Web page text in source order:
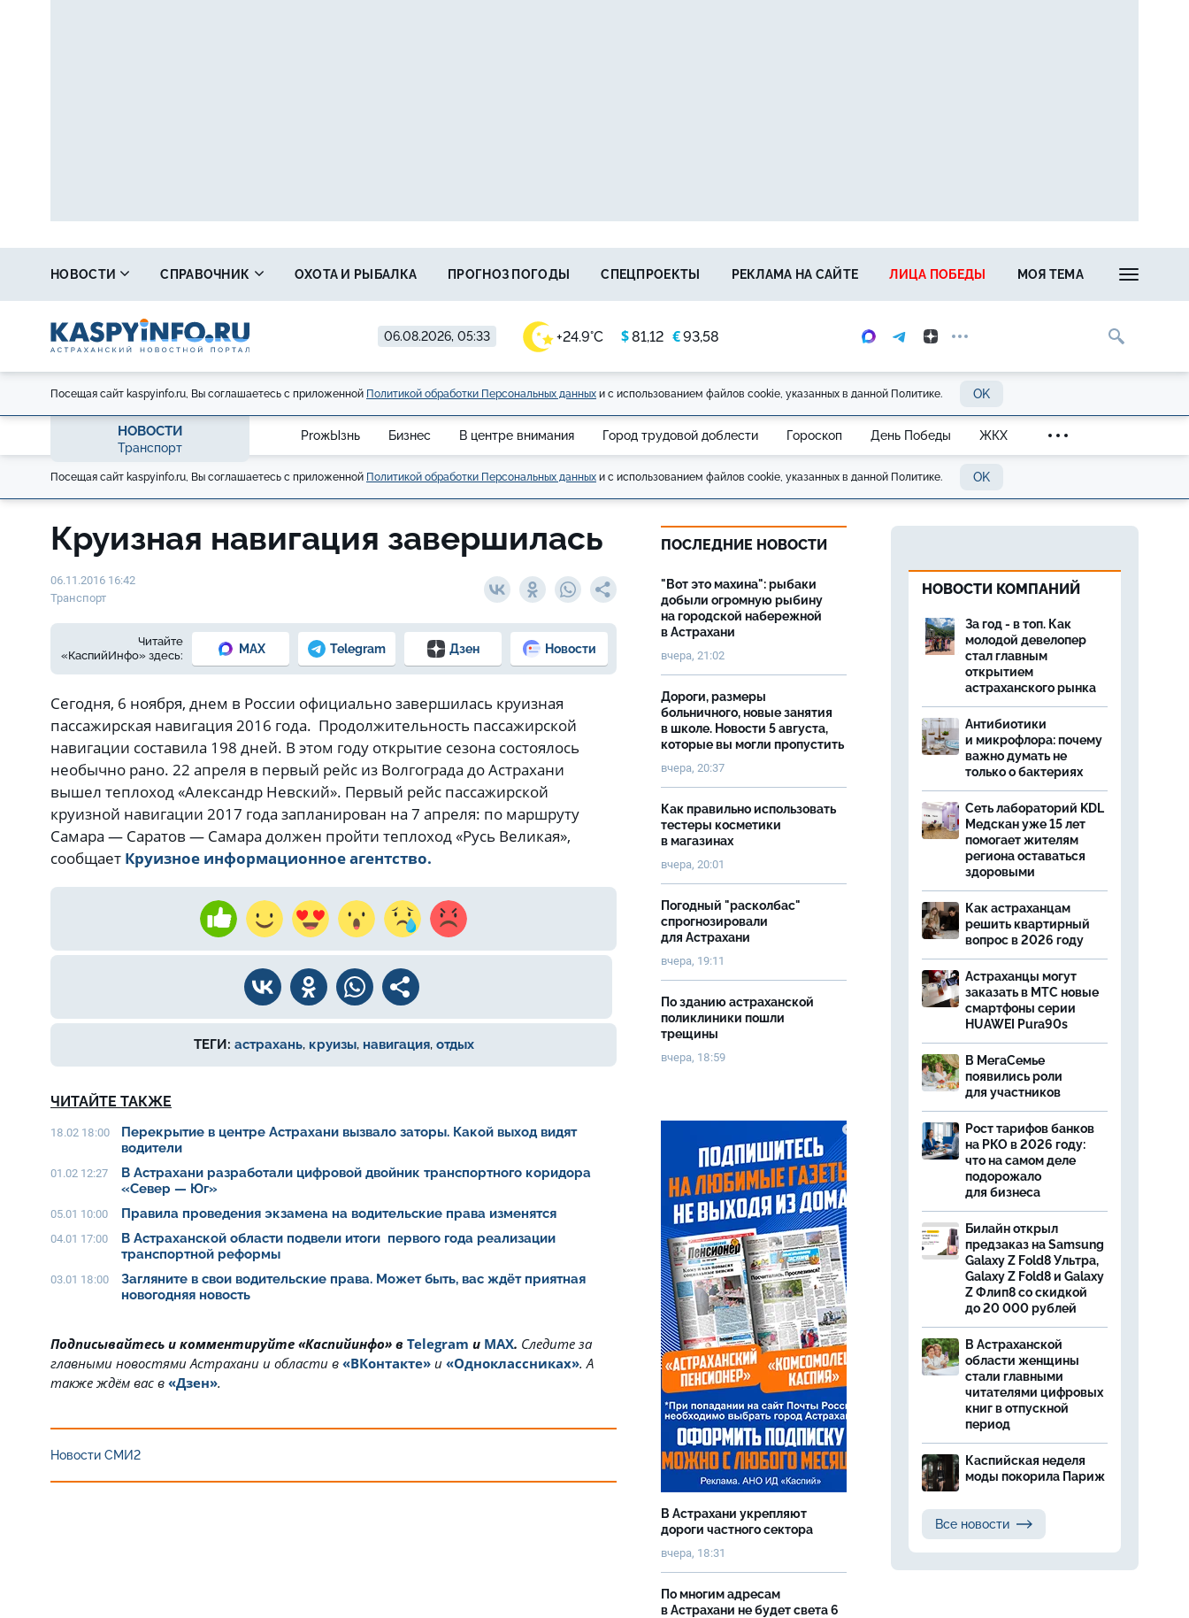
06.08.2026, 05:33 +24.9°C $81,12 €93,58
НОВОСТИ СПРАВОЧНИК ОХОТА И РЫБАЛКА ПРОГНОЗ ПОГОДЫ СПЕЦПРОЕКТЫ РЕКЛАМА НА САЙТЕ ЛИЦА ПОБЕДЫ МОЯ ТЕМА
Посещая сайт kaspyinfo.ru, Вы соглашаетесь с приложенной Политикой обработки Персональных данных и с использованием файлов cookie, указанных в данной Политике. OK
НОВОСТИ
Транспорт
ProжЫзнь Бизнес В центре внимания Город трудовой доблести Гороскоп День Победы ЖКХ
Посещая сайт kaspyinfo.ru, Вы соглашаетесь с приложенной Политикой обработки Персональных данных и с использованием файлов cookie, указанных в данной Политике. OK
Круизная навигация завершилась
06.11.2016 16:42
Транспорт
Читайте
«КаспийИнфо» здесь:
MAX Telegram Дзен Новости
Сегодня, 6 ноября, днем в России официально завершилась круизная
пассажирская навигация 2016 года. Продолжительность пассажирской
навигации составила 198 дней. В этом году открытие сезона состоялось
необычно рано. 22 апреля в первый рейс из Волгограда до Астрахани
вышел теплоход «Александр Невский». Первый рейс пассажирской
круизной навигации 2017 года запланирован на 7 апреля: по маршруту
Самара — Саратов — Самара должен пройти теплоход «Русь Великая»,
сообщает Круизное информационное агентство.
ТЕГИ: астрахань, круизы, навигация, отдых
ЧИТАЙТЕ ТАКЖЕ
18.02 18:00
Перекрытие в центре Астрахани вызвало заторы. Какой выход видят
водители
01.02 12:27
В Астрахани разработали цифровой двойник транспортного коридора
«Север — Юг»
05.01 10:00 Правила проведения экзамена на водительские права изменятся
04.01 17:00
В Астраханской области подвели итоги первого года реализации
транспортной реформы
03.01 18:00
Загляните в свои водительские права. Может быть, вас ждёт приятная
новогодняя новость
Подписывайтесь и комментируйте «Каспийинфо» в Telegram и MAX. Cледите за
главными новостями Астрахани и области в «ВКонтакте» и «Одноклассниках». А
также ждём вас в «Дзен».
Новости СМИ2
ПОСЛЕДНИЕ НОВОСТИ
"Вот это махина": рыбаки
добыли огромную рыбину
на городской набережной
в Астрахани
вчера, 21:02
Дороги, размеры
больничного, новые занятия
в школе. Новости 5 августа,
которые вы могли пропустить
вчера, 20:37
Как правильно использовать
тестеры косметики
в магазинах
вчера, 20:01
Погодный "расколбас"
спрогнозировали
для Астрахани
вчера, 19:11
По зданию астраханской
поликлиники пошли
трещины
вчера, 18:59
В Астрахани укрепляют
дороги частного сектора
вчера, 18:31
По многим адресам
в Астрахани не будет света 6
НОВОСТИ КОМПАНИЙ
За год - в топ. Как
молодой девелопер
стал главным
открытием
астраханского рынка
Антибиотики
и микрофлора: почему
важно думать не
только о бактериях
Сеть лабораторий KDL
Медскан уже 15 лет
помогает жителям
региона оставаться
здоровыми
Как астраханцам
решить квартирный
вопрос в 2026 году
Астраханцы могут
заказать в МТС новые
смартфоны серии
HUAWEI Pura90s
В МегаСемье
появились роли
для участников
Рост тарифов банков
на РКО в 2026 году:
что на самом деле
подорожало
для бизнеса
Билайн открыл
предзаказ на Samsung
Galaxy Z Fold8 Ультра,
Galaxy Z Fold8 и Galaxy
Z Флип8 со скидкой
до 20 000 рублей
В Астраханской
области женщины
стали главными
читателями цифровых
книг в отпускной
период
Каспийская неделя
моды покорила Париж
Все новости